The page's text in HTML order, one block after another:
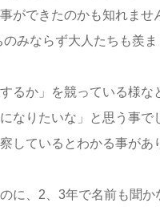
ができたのかも知れませ
みならず大人たちも羨
るか」を競っている様な
なりたいな」と思う事で
しているとわかる事があ
に、2、3年で名前も聞